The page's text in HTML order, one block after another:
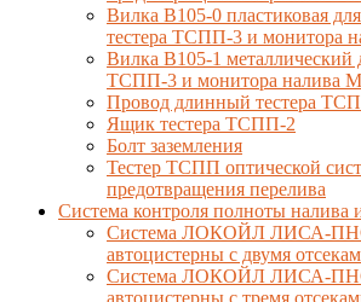
Вилка В105-0 пластиковая
тестера ТСПП-3 и
Вилка В105-1 металлический
ТСПП-3 и монитора
Провод длинный тестера
Ящик тестера ТСПП-2
Болт заземления
Тестер ТСПП оптической
предотвращения перелива
Cистема контроля полноты налива
Система ЛОКОЙЛ ЛИСА-
автоцистерны с двумя
Система ЛОКОЙЛ ЛИСА-
автоцистерны с тремя